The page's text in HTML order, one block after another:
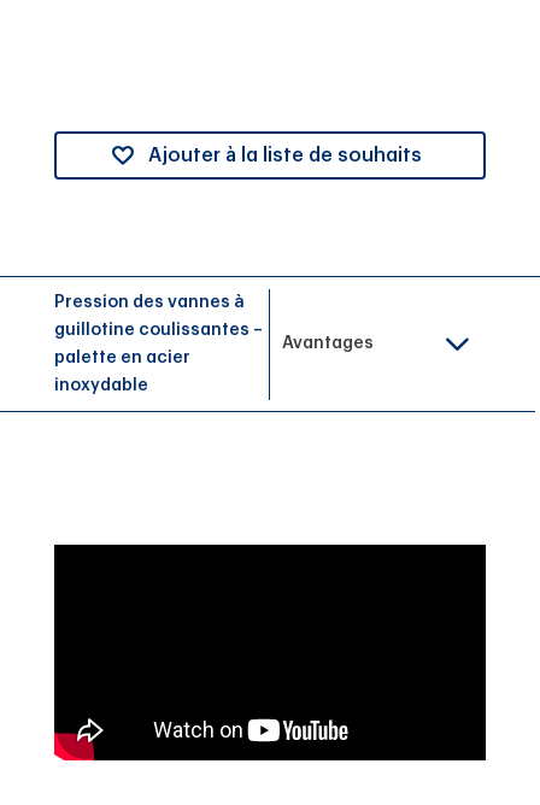
Ajouter à la liste de souhaits
Pression des vannes à
guillotine coulissantes –
palette en acier
inoxydable
Avantages